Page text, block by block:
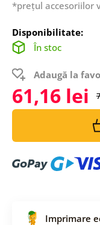
*prețul accesoriilor
Disponibilitate:
În stoc
Adaugă la
61,16 lei
Imprimare